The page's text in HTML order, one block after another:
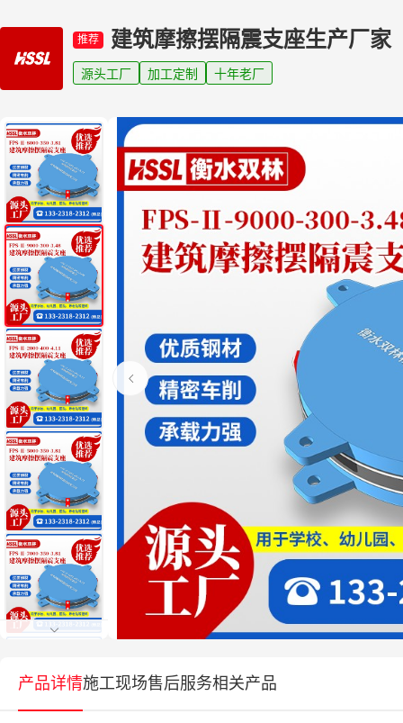
推荐 建筑摩擦摆隔震支座生产厂家
源头工厂 加工定制 十年老厂
产品详情施工现场售后服务相关产品